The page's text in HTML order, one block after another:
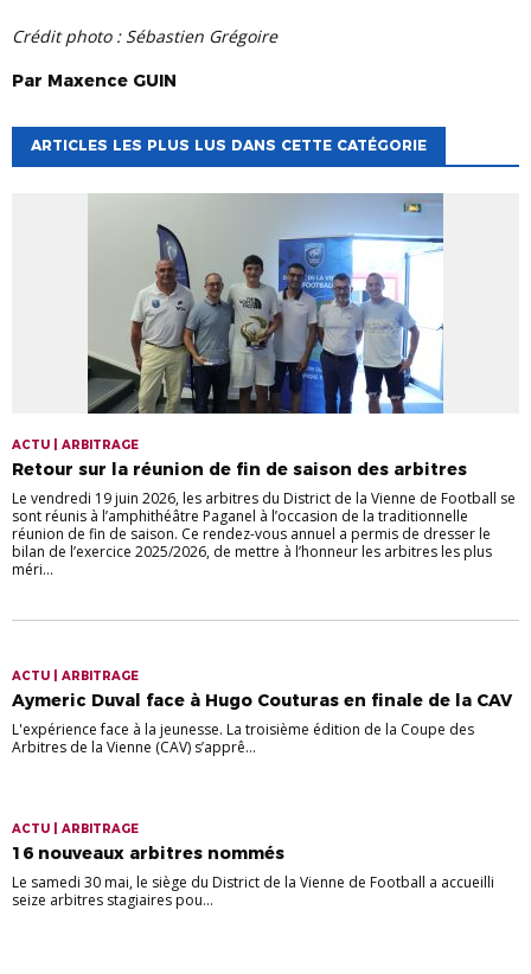
Crédit photo : Sébastien Grégoire
Par Maxence GUIN
ARTICLES LES PLUS LUS DANS CETTE CATÉGORIE
ACTU | ARBITRAGE
Retour sur la réunion de fin de saison des arbitres
Le vendredi 19 juin 2026, les arbitres du District de la Vienne de Football se
sont réunis à l’amphithéâtre Paganel à l’occasion de la traditionnelle
réunion de fin de saison. Ce rendez-vous annuel a permis de dresser le
bilan de l’exercice 2025/2026, de mettre à l’honneur les arbitres les plus
méri...
ACTU | ARBITRAGE
Aymeric Duval face à Hugo Couturas en finale de la CAV
L'expérience face à la jeunesse. La troisième édition de la Coupe des
Arbitres de la Vienne (CAV) s’apprê...
ACTU | ARBITRAGE
16 nouveaux arbitres nommés
Le samedi 30 mai, le siège du District de la Vienne de Football a accueilli
seize arbitres stagiaires pou...